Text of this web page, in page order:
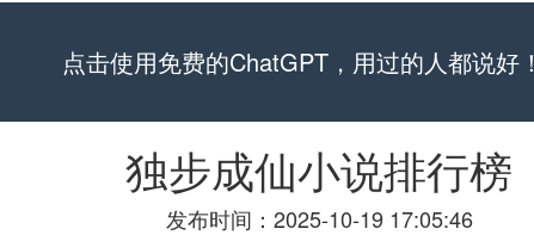
点击使用免费的ChatGPT，用过的人都说好！
独步成仙小说排行榜
发布时间：2025-10-19 17:05:46